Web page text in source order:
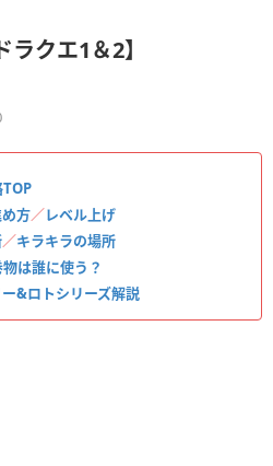
クエ1＆2】
方／レベル上げ
／キラキラの場所
は誰に使う？
&ロトシリーズ解説